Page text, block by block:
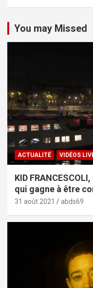
You may Missed
ACTUALITÉ VIDÉOS
KID
qui gagne à être
31 août 2021 abds69